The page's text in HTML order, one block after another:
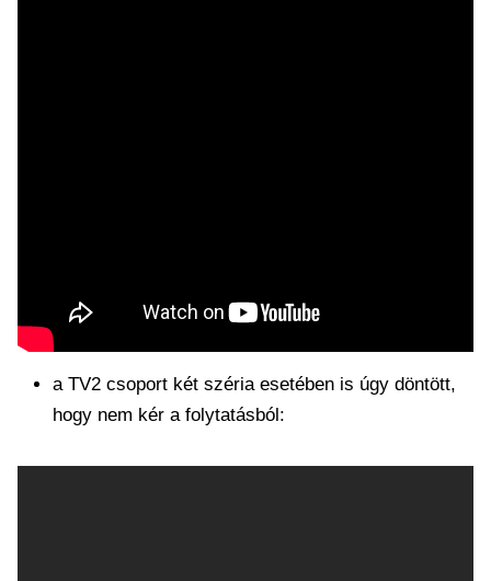
a TV2 csoport két széria esetében is úgy döntött,
hogy nem kér a folytatásból: